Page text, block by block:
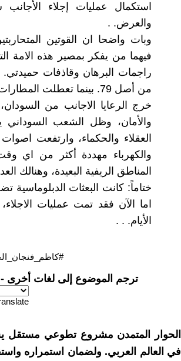
استكمال عمليات إجلاء
والعرض. .
وبات واضحا ان القوتين
فيهما من يفكر بمصير هذه الامة
من أصل 79. بينما تعطلت المطارات والطرق العامة. .
خرج الرعايا الاجانب من
والأمان، وظل الشعب السوداني
العقلاء والحكماء، وارتفعت
والكهرباء مهددة أكثر من اي
المناطق الريفية البعيدة، وهنالك
ختاماً: كانت البعثات الدبلوماسية
اما الآن فقد تمت عمليات
الأيام. . .
ترجم الموضوع إلى لغات أخرى -
الحوار المتمدن مشروع تطوعي مستقل
في العالم العربي. ولضمان استمراره